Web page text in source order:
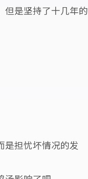
但是坚持了十几年的
是担忧坏情况的发